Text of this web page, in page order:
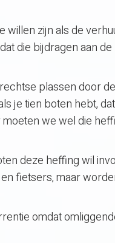
willen zijn als de
die bijdragen aan
plassen door
je tien boten hebt,
we wel die
deze heffing wil
fietsers, maar
omdat